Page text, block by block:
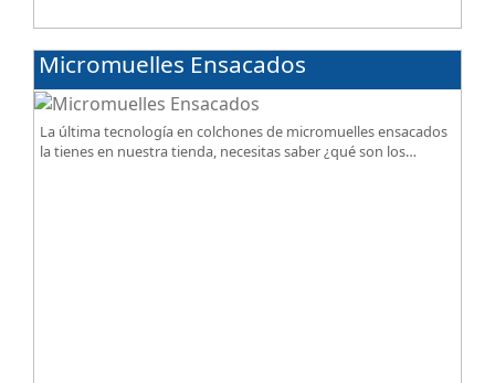
Micromuelles Ensacados
La última tecnología en colchones de micromuelles ensacados
la tienes en nuestra tienda, necesitas saber ¿qué son los